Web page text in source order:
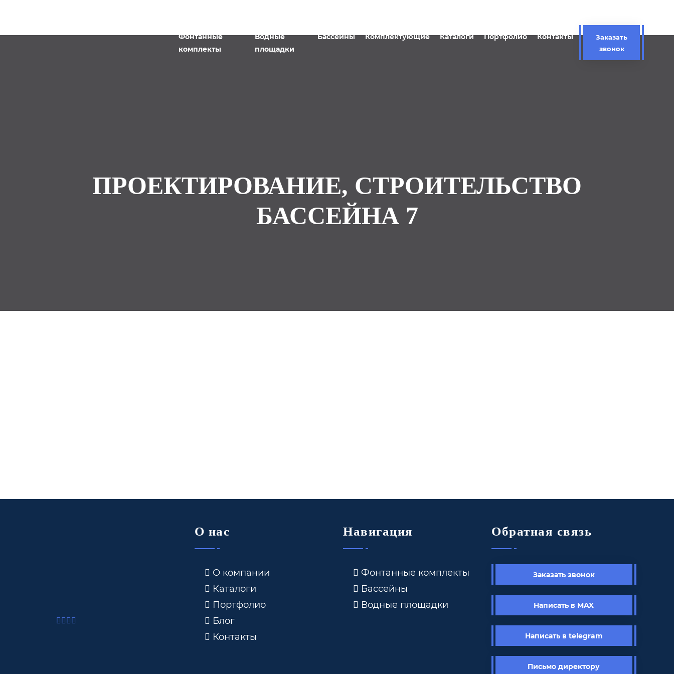
Фонтанные
комплекты
Водные
площадки
Бассейны Комплектующие Каталоги Портфолио Контакты
Заказать
звонок
ПРОЕКТИРОВАНИЕ, СТРОИТЕЛЬСТВО
БАССЕЙНА 7
О нас
О компании
Каталоги
Портфолио
Блог
Контакты
Навигация
Фонтанные комплекты
Бассейны
Водные площадки
Обратная связь
Заказать звонок
Написать в MAX
Написать в telegram
Письмо директору